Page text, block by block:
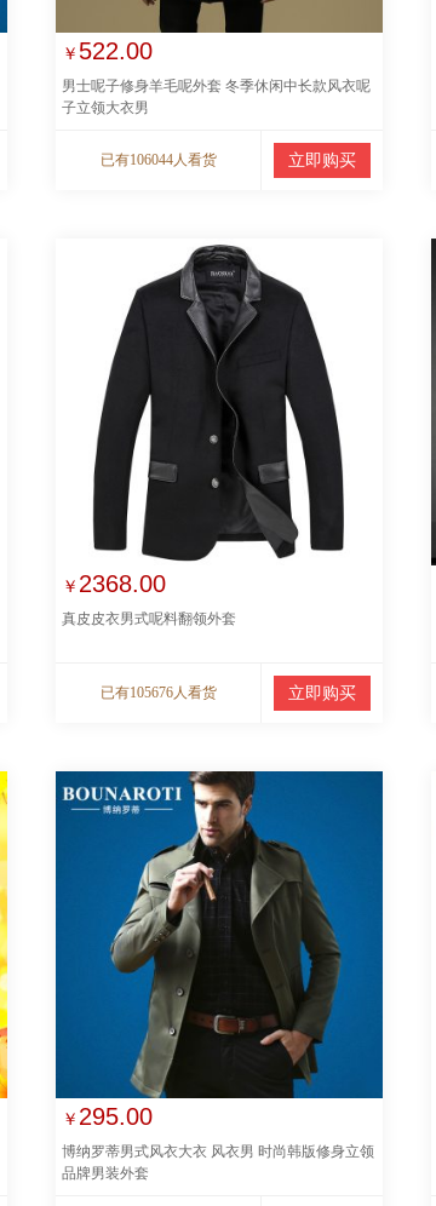
￥ 522.00
男士呢子修身羊毛呢外套 冬季休闲中长款风衣呢
子立领大衣男
已有106044人看货 立即购买
￥ 2368.00
真皮皮衣男式呢料翻领外套
已有105676人看货 立即购买
￥ 295.00
博纳罗蒂男式风衣大衣 风衣男 时尚韩版修身立领
品牌男装外套